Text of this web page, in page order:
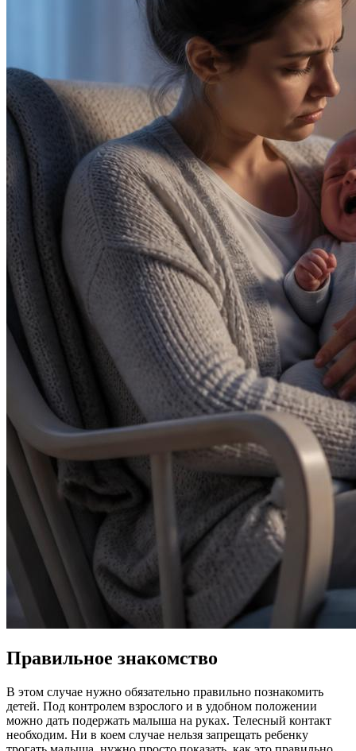
Правильное знакомство
В этом случае нужно обязательно правильно познакомить
детей. Под контролем взрослого и в удобном положении
можно дать подержать малыша на руках. Телесный контакт
необходим. Ни в коем случае нельзя запрещать ребенку